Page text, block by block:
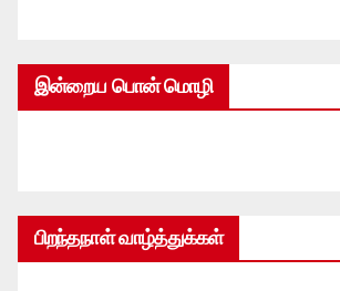
இன்றைய பொன் மொழி
பிறந்தநாள் வாழ்த்துக்கள்